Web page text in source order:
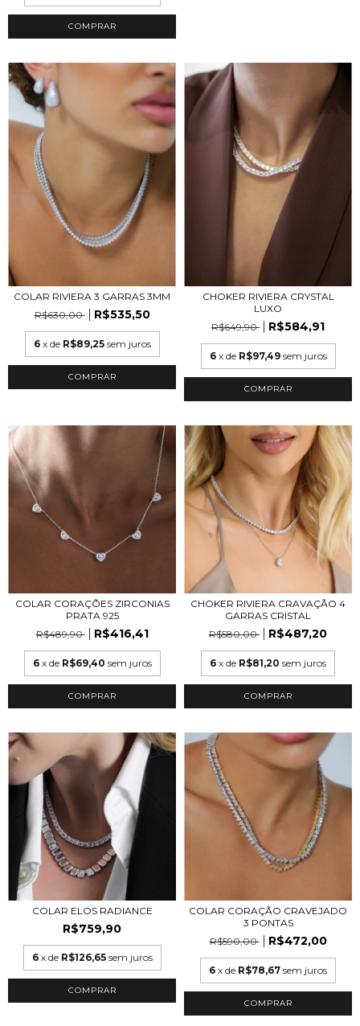
COMPRAR
COLAR RIVIERA 3 GARRAS 3MM
R$630,00
R$535,50
6 x de R$89,25 sem juros
COMPRAR
CHOKER RIVIERA CRYSTAL
LUXO
R$649,90
R$584,91
6 x de R$97,49 sem juros
COMPRAR
COLAR CORAÇÕES ZIRCONIAS
PRATA 925
R$489,90
R$416,41
6 x de R$69,40 sem juros
CHOKER RIVIERA CRAVAÇÃO 4
GARRAS CRISTAL
R$580,00
R$487,20
6 x de R$81,20 sem juros
COMPRAR
COLAR ELOS RADIANCE
R$759,90
6 x de R$126,65 sem juros
COMPRAR
COLAR CORAÇÃO CRAVEJADO
3 PONTAS
R$590,00
R$472,00
6 x de R$78,67 sem juros
COMPRAR